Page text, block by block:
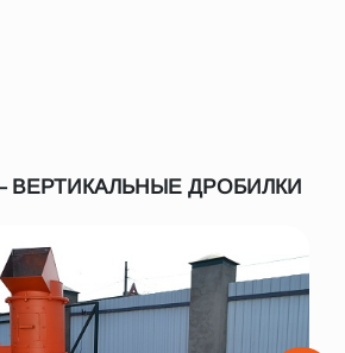
ВЕРТИКАЛЬНЫЕ ДРОБИЛКИ